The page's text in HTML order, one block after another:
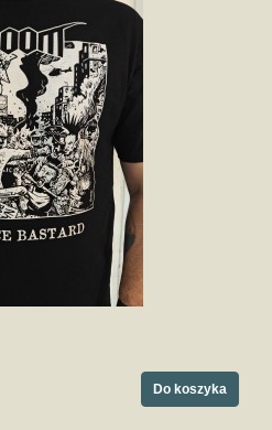
Do koszyka